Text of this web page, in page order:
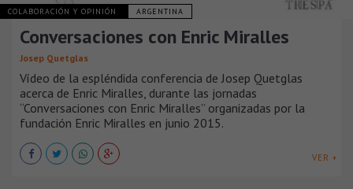
COLABORACIÓN Y OPINIÓN ARGENTINA
Conversaciones con Enric Miralles
Josep Quetglas
Vídeo de la espléndida conferencia de Josep Quetglas
acerca de Enric Miralles, durante las jornadas
“Conversaciones con Enric Miralles” organizadas por la
fundación Enric Miralles en junio 2015.
VER +